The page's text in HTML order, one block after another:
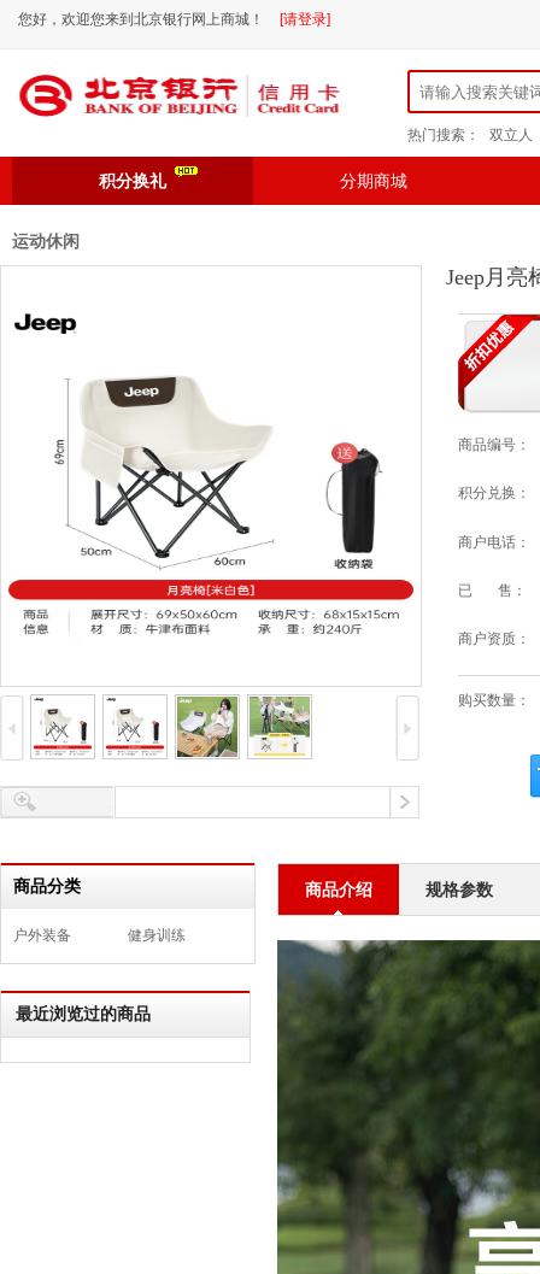
您好，欢迎您来到北京银行网上商城！ [请登录]
热门搜索： 双立人
积分换礼 分期商城
运动休闲
Jeep月亮
商品编号：
积分兑换：
商户电话：
已 售：
商户资质：
购买数量：
商品分类
户外装备 健身训练
最近浏览过的商品
商品介绍 规格参数